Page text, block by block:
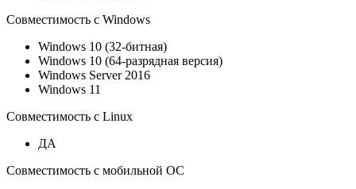
Совместимость с Windows
Windows 10 (32-битная)
Windows 10 (64-разрядная версия)
Windows Server 2016
Windows 11
Совместимость с Linux
ДА
Совместимость с мобильной ОС